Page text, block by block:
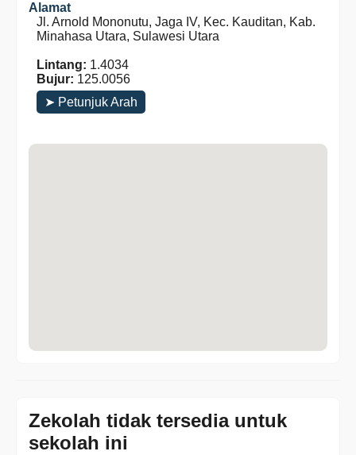
Alamat
Jl. Arnold Mononutu, Jaga IV, Kec. Kauditan, Kab.
Minahasa Utara, Sulawesi Utara
Lintang: 1.4034
Bujur: 125.0056
➤ Petunjuk Arah
Zekolah tidak tersedia untuk
sekolah ini